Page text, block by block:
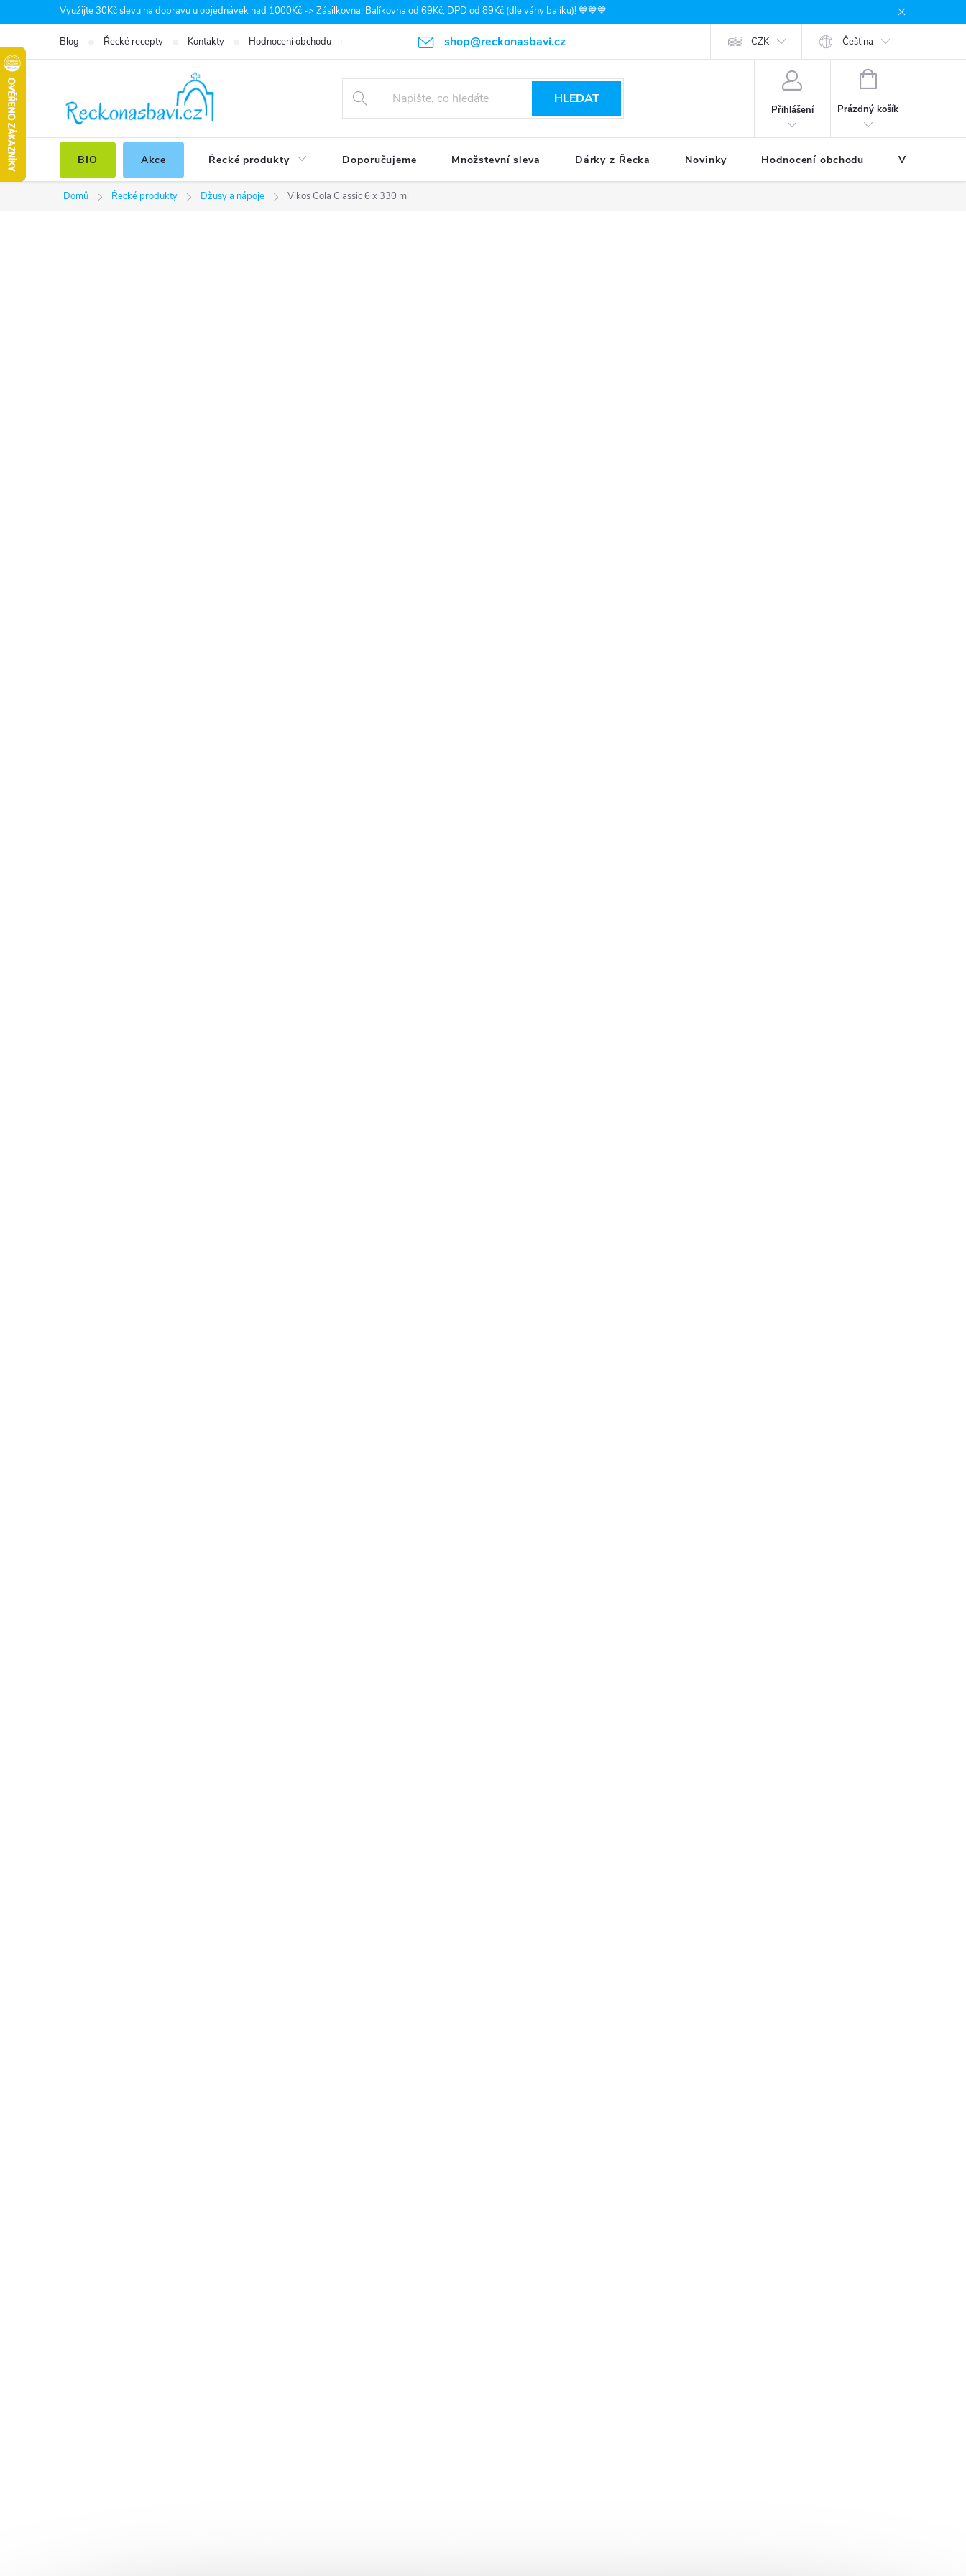
na
obsah
Využijte 30Kč slevu na dopravu u objednávek nad 1000Kč -> Zásilkovna, Balíkovna od 69Kč, DPD od 89Kč (dle váhy balíku)! 💙💙💙
shop@reckonasbavi.cz
Blog Řecké recepty Kontakty Hodnocení obchodu Podmínky ochrany osobních údajů Obchodní podmínky Provizní systém Moje objednávka
CZK Čeština
HLEDAT
Přihlášení
NÁKUPNÍ
Prázdný košík
BIO Akce Řecké produkty Doporučujeme Množstevní sleva Dárky z Řecka Novinky Hodnocení obchodu Věrnostní
Domů Řecké produkty Džusy a nápoje Vikos Cola Classic 6 x 330 ml